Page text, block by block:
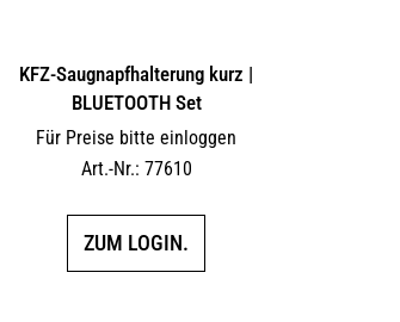
KFZ-Saugnapfhalterung kurz |
BLUETOOTH Set
Für Preise bitte einloggen
Art.-Nr.: 77610
ZUM LOGIN.